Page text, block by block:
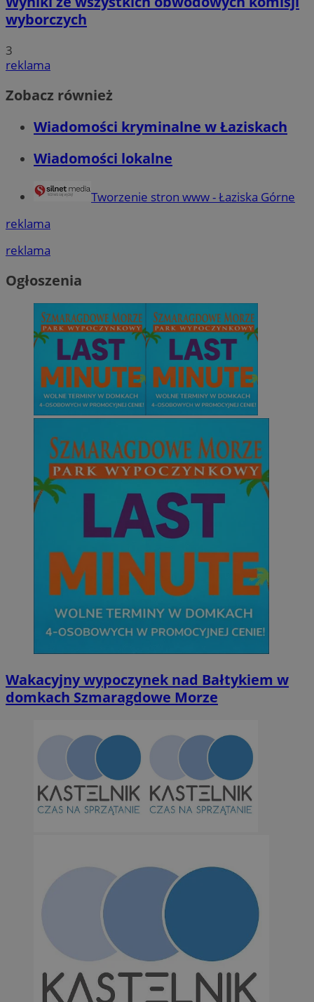
wyborczych
3
reklama
Zobacz również
Wiadomości kryminalne w Łaziskach
Wiadomości lokalne
Tworzenie stron www - Łaziska Górne
reklama
reklama
Ogłoszenia
Wakacyjny wypoczynek nad Bałtykiem w
domkach Szmaragdowe Morze